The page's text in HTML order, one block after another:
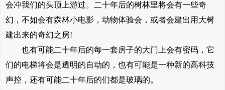
会冲我们的头顶上游过。二十年后的树林里将会有一些奇
幻，不如会有森林小电影，动物体验会，或者会建出用大树
建出来的奇幻之房!
也有可能二十年后的每一套房子的大门上会有密码，它
们的电梯将会是透明的自动的，也有可能是一种新的高科技
声控，还有可能二十年后的们都是玻璃的。